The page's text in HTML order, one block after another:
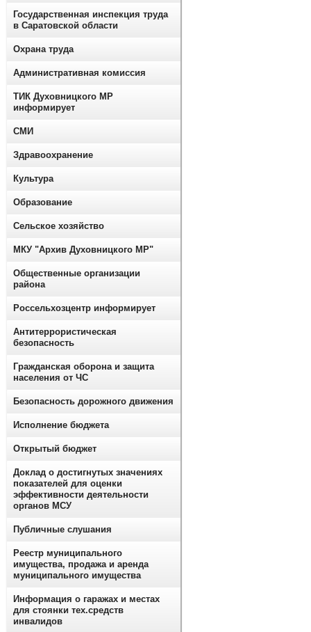
Государственная инспекция труда
в Саратовской области
Охрана труда
Административная комиссия
ТИК Духовницкого МР
информирует
СМИ
Здравоохранение
Культура
Образование
Сельское хозяйство
МКУ "Архив Духовницкого МР"
Общественные организации
района
Россельхозцентр информирует
Антитеррористическая
безопасность
Гражданская оборона и защита
населения от ЧС
Безопасность дорожного движения
Исполнение бюджета
Открытый бюджет
Доклад о достигнутых значениях
показателей для оценки
эффективности деятельности
органов МСУ
Публичные слушания
Реестр муниципального
имущества, продажа и аренда
муниципального имущества
Информация о гаражах и местах
для стоянки тех.средств
инвалидов